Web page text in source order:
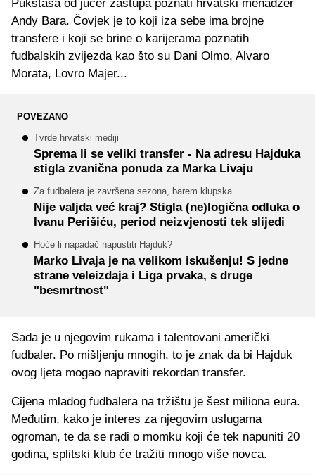
Pukštasa od jučer zastupa poznati hrvatski menadžer
Andy Bara. Čovjek je to koji iza sebe ima brojne
transfere i koji se brine o karijerama poznatih
fudbalskih zvijezda kao što su Dani Olmo, Alvaro
Morata, Lovro Majer...
POVEZANO
Tvrde hrvatski mediji
Sprema li se veliki transfer - Na adresu Hajduka
stigla zvanična ponuda za Marka Livaju
Za fudbalera je završena sezona, barem klupska
Nije valjda već kraj? Stigla (ne)logična odluka o
Ivanu Perišiću, period neizvjenosti tek slijedi
Hoće li napadač napustiti Hajduk?
Marko Livaja je na velikom iskušenju! S jedne
strane veleizdaja i Liga prvaka, s druge
"besmrtnost"
Sada je u njegovim rukama i talentovani američki
fudbaler. Po mišljenju mnogih, to je znak da bi Hajduk
ovog ljeta mogao napraviti rekordan transfer.
Cijena mladog fudbalera na tržištu je šest miliona eura.
Međutim, kako je interes za njegovim uslugama
ogroman, te da se radi o momku koji će tek napuniti 20
godina, splitski klub će tražiti mnogo više novca.